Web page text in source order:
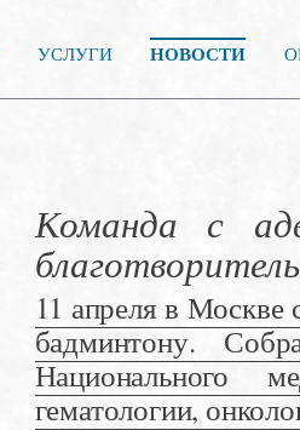
УСЛУГИ НОВОСТИ
Команда с
11 апреля в Москве
бадминтону.
Национального
гематологии,